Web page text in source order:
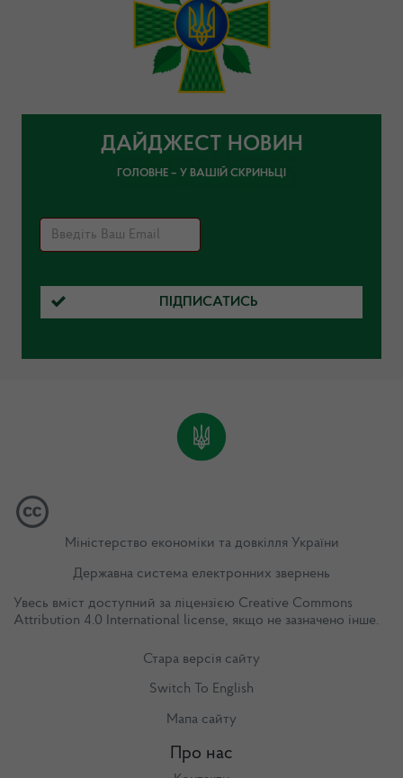
ДАЙДЖЕСТ НОВИН
ГОЛОВНЕ – У ВАШІЙ СКРИНЬЦІ
ПІДПИСАТИСЬ
Міністерство економіки та довкілля України
Державна система електронних звернень
Увесь вміст доступний за ліцензією Creative Commons
Attribution 4.0 International license, якщо не зазначено інше.
Стара версія сайту
Switch To English
Мапа сайту
Про нас